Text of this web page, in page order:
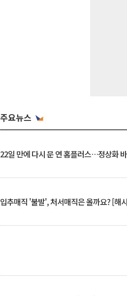
주요뉴스
22일 만에 다시 문 연 홈플러스…정상화
입추매직 '불발', 처서매직은 올까요? [해